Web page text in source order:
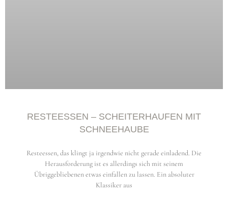
RESTEESSEN – SCHEITERHAUFEN MIT
SCHNEEHAUBE
Resteessen, das klingt ja irgendwie nicht gerade einladend. Die
Herausforderung ist es allerdings sich mit seinem
Übriggebliebenen etwas einfallen zu lassen. Ein absoluter
Klassiker aus